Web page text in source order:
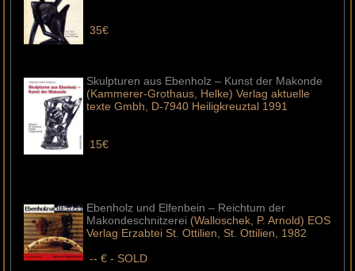
35€
Skulpturen aus Ebenholz – Kunst der Makonde
(Kammerer-Grothaus, Helke) Verlag aktuelle
texte Gmbh, D-7940 Heiligkreuztal 1991
15€
Ebenholz und Elfenbein – Reichtum der
Makondeschnitzerei (Walloschek, P. Arnold) EOS
Verlag Erzabtei St. Ottilien, St. Ottilien, 1982
-- € - SOLD